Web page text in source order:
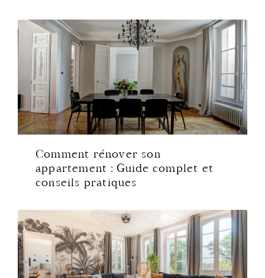
Comment rénover son
appartement : Guide complet et
conseils pratiques